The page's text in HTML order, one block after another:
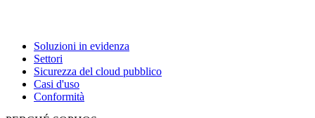
Soluzioni in evidenza
Settori
Sicurezza del cloud pubblico
Casi d'uso
Conformità